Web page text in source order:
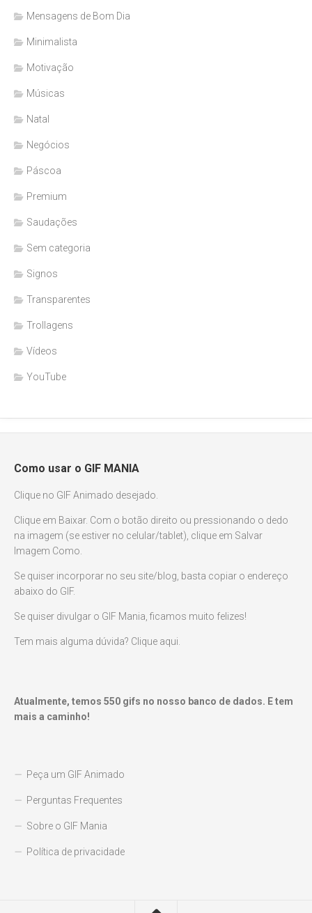
Mensagens de Bom Dia
Minimalista
Motivação
Músicas
Natal
Negócios
Páscoa
Premium
Saudações
Sem categoria
Signos
Transparentes
Trollagens
Vídeos
YouTube
Como usar o GIF MANIA
Clique no GIF Animado desejado.
Clique em Baixar. Com o botão direito ou pressionando o dedo
na imagem (se estiver no celular/tablet), clique em Salvar
Imagem Como.
Se quiser incorporar no seu site/blog, basta copiar o endereço
abaixo do GIF.
Se quiser divulgar o GIF Mania, ficamos muito felizes!
Tem mais alguma dúvida? Clique aqui.
Atualmente, temos 550 gifs no nosso banco de dados. E tem
mais a caminho!
Peça um GIF Animado
Perguntas Frequentes
Sobre o GIF Mania
Política de privacidade